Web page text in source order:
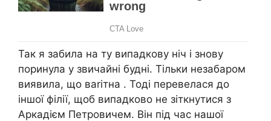
Так я забила на ту випадкову ніч і знову
поринула у звичайні будні. Тільки незабаром
виявила, що ваrітна . Тоді перевелася до
іншої філії, щоб випадково не зіткнутися з
Аркадієм Петровичем. Він під час нашої